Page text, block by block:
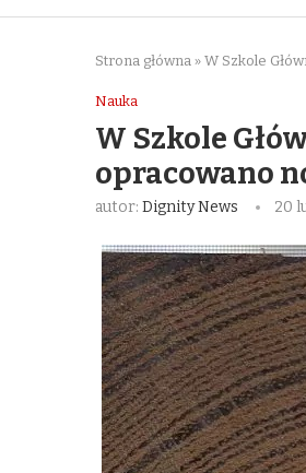
Strona główna » W Szkole
Nauka
W Szkole
opracowano
autor: Dignity News 20